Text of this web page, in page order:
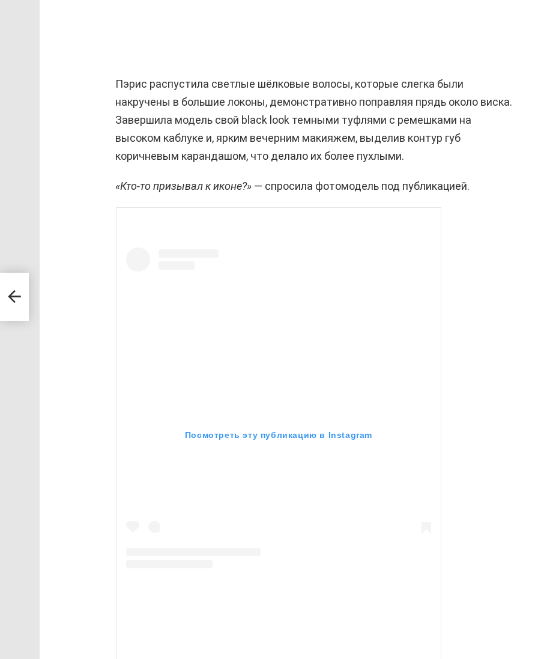
Пэрис распустила светлые шёлковые волосы, которые слегка были
накручены в большие локоны, демонстративно поправляя прядь около виска.
Завершила модель свой black look темными туфлями с ремешками на
высоком каблуке и, ярким вечерним макияжем, выделив контур губ
коричневым карандашом, что делало их более пухлыми.
«Кто-то призывал к иконе?» — спросила фотомодель под публикацией.
Посмотреть эту публикацию в Instagram